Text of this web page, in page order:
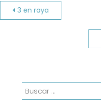
Navegación
3 en raya